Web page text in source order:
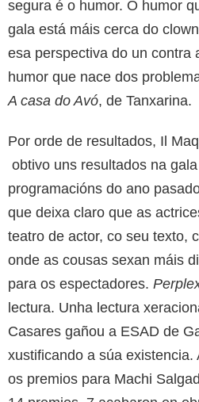
segura é o humor. O humor
gala está máis cerca do
esa perspectiva do un contra
humor que nace dos
A casa do Avó, de Tanxarina.
Por orde de resultados, Il
obtivo uns resultados na
programacións do ano
que deixa claro que as
teatro de actor, co seu texto,
onde as cousas sexan máis
para os espectadores.
lectura. Unha lectura
Casares gañou a ESAD de
xustificando a súa existencia.
os premios para Machi